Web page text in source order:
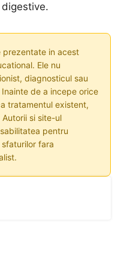
in acest
Ele nu
diagnosticul sau
de a incepe orice
tratamentul existent,
si site-ul
pentru
fara